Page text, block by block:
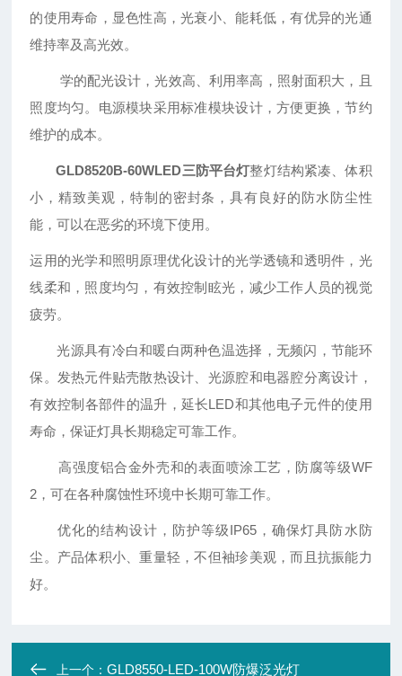
的使用寿命，显色性高，光衰小、能耗低，有优异的光通
维持率及高光效。
学的配光设计，光效高、利用率高，照射面积大，且
照度均匀。电源模块采用标准模块设计，方便更换，节约
维护的成本。
GLD8520B-60WLED三防平台灯整灯结构紧凑、体积
小，精致美观，特制的密封条，具有良好的防水防尘性
能，可以在恶劣的环境下使用。
运用的光学和照明原理优化设计的光学透镜和透明件，光
线柔和，照度均匀，有效控制眩光，减少工作人员的视觉
疲劳。
光源具有冷白和暖白两种色温选择，无频闪，节能环
保。发热元件贴壳散热设计、光源腔和电器腔分离设计，
有效控制各部件的温升，延长LED和其他电子元件的使用
寿命，保证灯具长期稳定可靠工作。
高强度铝合金外壳和的表面喷涂工艺，防腐等级WF
2，可在各种腐蚀性环境中长期可靠工作。
优化的结构设计，防护等级IP65，确保灯具防水防
尘。产品体积小、重量轻，不但袖珍美观，而且抗振能力
好。
上一个：GLD8550-LED-100W防爆泛光灯